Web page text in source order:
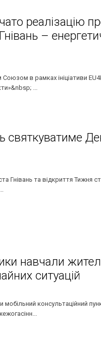
реалізацію
–
в рамках ініціативи
...
святкуватиме
Гнівань та відкриття Тижня
навчали
ситуацій
мобільний консультаційний